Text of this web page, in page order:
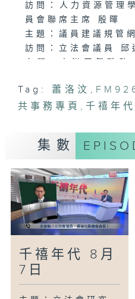
訪問：人力資源管理
員會聯席主席 殷暉
主題：議員建議規管
訪問：立法會議員 邱
訪問：天文台署理高
主題：公眾街市擬引
訪問：立法會議員 楊
訪問：西貢區議員 張
訪問：漁農自然護
理)行動 畢丹獸醫
主題：特首在烏茲別
報道：新聞部記者林
Tag: 蕭洛汶 ,
共事務專頁 ,千禧年代
集數
千禧年代 8月
7日